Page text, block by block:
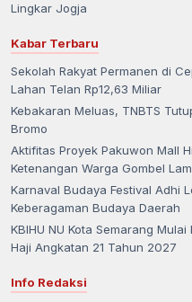
Lingkar Jogja
Kabar Terbaru
Sekolah Rakyat Permanen di
Lahan Telan Rp12,63 Miliar
Kebakaran Meluas, TNBTS
Bromo
Aktifitas Proyek Pakuwon Mall
Ketenangan Warga Gombel
Karnaval Budaya Festival Adhi
Keberagaman Budaya Daerah
KBIHU NU Kota Semarang
Haji Angkatan 21 Tahun 2027
Info Redaksi